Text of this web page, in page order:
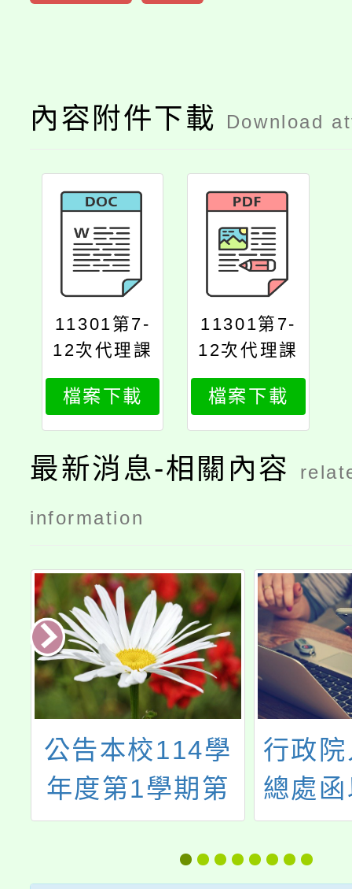
內容附件下載 Download
11301第7-
12次代理課
教師甄選簡
章公告版
檔案下載
11301第7-
12次代理課
教師甄選簡
章公告版
檔案下載
最新消息-相關內容
information
公告本校114學
年度第1學期第
1~6次本土語教
學支援工作人員
行政
總處
自114
起，